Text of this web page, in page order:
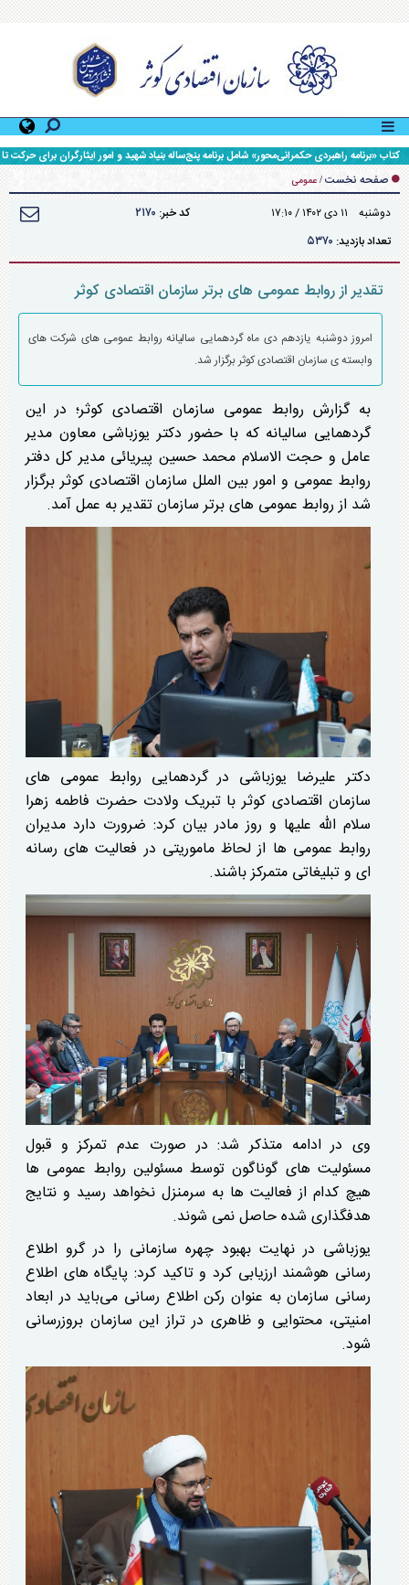
کتاب «برنامه راهبردی حکمرانی‌محور» شامل برنامه پنج‌ساله بنیاد شهید و امور ایثارگران برای حرکت تا
افق ۱۴۱۰، رونمایی شد.صفحه نخست / عمومی
دوشنبه ۱۱ دی ۱۴۰۲ / ۱۷:۱۰ کد خبر: ۲۱۷۰
تعداد بازدید: ۵۳۷۰
تقدیر از روابط عمومی های برتر سازمان اقتصادی کوثر
امروز دوشنبه یازدهم دی ماه گردهمایی سالیانه روابط عمومی های شرکت های
وابسته ی سازمان اقتصادی کوثر برگزار شد.
به گزارش روابط عمومی سازمان اقتصادی کوثر؛ در این
گردهمایی سالیانه که با حضور دکتر یوزباشی معاون مدیر
عامل و حجت الاسلام محمد حسین پیریائی مدیر کل دفتر
روابط عمومی و امور بین الملل سازمان اقتصادی کوثر برگزار
شد از روابط عمومی های برتر سازمان تقدیر به عمل آمد.
دکتر علیرضا یوزباشی در گردهمایی روابط عمومی های
سازمان اقتصادی کوثر با تبریک ولادت حضرت فاطمه زهرا
سلام الله علیها و روز مادر بیان کرد: ضرورت دارد مدیران
روابط عمومی ها از لحاظ ماموریتی در فعالیت های رسانه
ای و تبلیغاتی متمرکز باشند.
وی در ادامه متذکر شد: در صورت عدم تمرکز و قبول
مسئولیت های گوناگون توسط مسئولین روابط عمومی ها
هیچ کدام از فعالیت ها به سرمنزل نخواهد رسید و نتایج
هدفگذاری شده حاصل نمی شوند.
یوزباشی در نهایت بهبود چهره سازمانی را در گرو اطلاع
رسانی هوشمند ارزیابی کرد و تاکید کرد: پایگاه های اطلاع
رسانی سازمان به عنوان رکن اطلاع رسانی می‌باید در ابعاد
امنیتی، محتوایی و ظاهری در تراز این سازمان بروزرسانی
شود.